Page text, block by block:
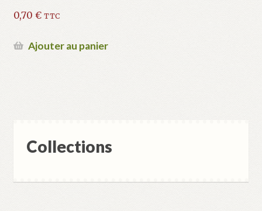
0,70 € TTC
Ajouter au panier
Collections